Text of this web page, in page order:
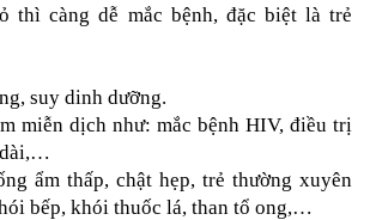
thì càng dễ mắc bệnh, đặc biệt là trẻ
suy dinh dưỡng.
miễn dịch như: mắc bệnh HIV, điều trị
ẩm thấp, chật hẹp, trẻ thường xuyên
bếp, khói thuốc lá, than tổ ong,…